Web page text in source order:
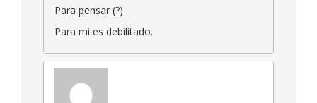
Para pensar (?)
Para mi es debilitado.